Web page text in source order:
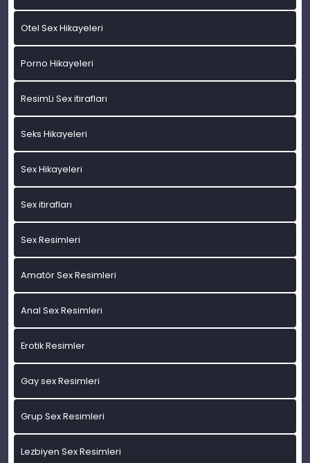
Otel Sex Hikayeleri
Porno Hikayeleri
ResimLi Sex itirafları
Seks Hikayeleri
Sex Hikayeleri
Sex itirafları
Sex Resimleri
Amatör Sex Resimleri
Anal Sex Resimleri
Erotik Resimler
Gay sex Resimleri
Grup Sex Resimleri
Lezbiyen Sex Resimleri